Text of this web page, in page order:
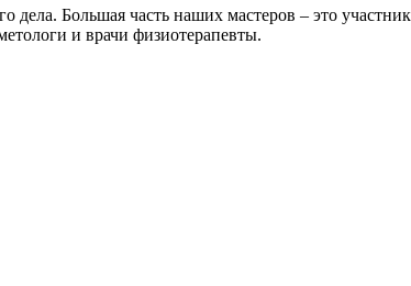
дела. Большая часть наших мастеров – это
и врачи физиотерапевты.